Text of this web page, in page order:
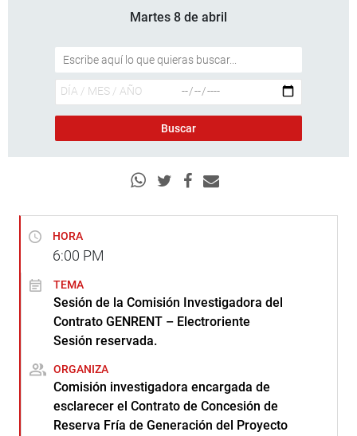
Martes 8 de abril
HORA
6:00 PM
TEMA
Sesión de la Comisión Investigadora del
Contrato GENRENT – Electroriente
Sesión reservada.
ORGANIZA
Comisión investigadora encargada de
esclarecer el Contrato de Concesión de
Reserva Fría de Generación del Proyecto